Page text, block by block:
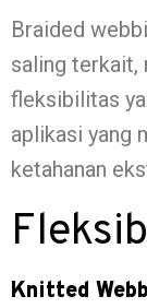
Braided
saling terkait,
fleksibilitas
aplikasi yang
ketahanan
Knitted